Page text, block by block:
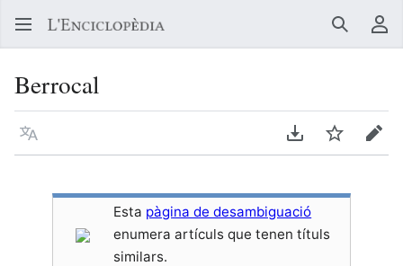
Buscar
Berrocal
Llegir en un atre idioma Descarregar en
Vigilar
Esta pàgina de desambiguació
enumera artículs que tenen títuls
similars.